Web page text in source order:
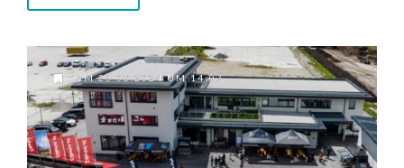
AM 23.08.2024 UM 14:07